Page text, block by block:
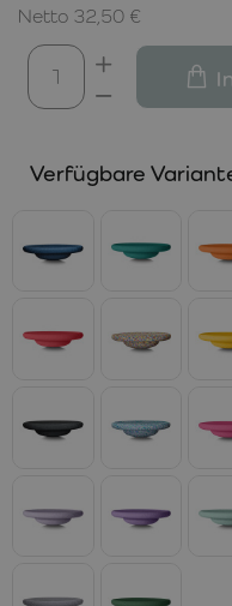
Netto 32,50 €
Verfügbare